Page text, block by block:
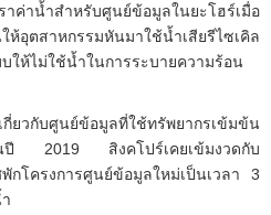
ค่าน้ำสำหรับศูนย์ข้อมูลในยะโฮร์เมื่อ
อุตสาหกรรมหันมาใช้น้ำเสียรีไซเคิล
ให้ไม่ใช้น้ำในการระบายความร้อน
วกับศูนย์ข้อมูลที่ใช้ทรัพยากรเข้มข้น
ปี 2019 สิงคโปร์เคยเข้มงวดกับ
กโครงการศูนย์ข้อมูลใหม่เป็นเวลา 3